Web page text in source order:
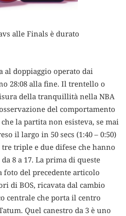
alle Finals è durato
al doppiaggio operato dai
28:08 alla fine. Il trentello o
della tranquillità nella NBA
del comportamento
la partita non esisteva, se mai
il largo in 50 secs (1:40 – 0:50)
triple e due difese che hanno
8 a 17. La prima di queste
del precedente articolo
di BOS, ricavata dal cambio
centrale che porta il centro
Quel canestro da 3 è uno